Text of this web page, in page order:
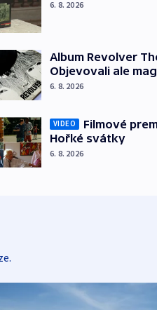
6. 8. 2026
Album Revolver
Objevovali ale
6. 8. 2026
VIDEO
Filmové
Hořké svátky
6. 8. 2026